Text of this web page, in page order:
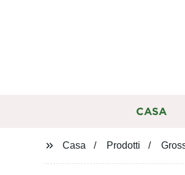
CASA
Casa Prodotti